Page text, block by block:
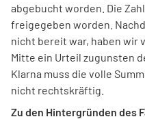
abgebucht worden. Die
freigegeben worden.
nicht bereit war, haben wir
Mitte ein Urteil zugunsten
Klarna muss die volle
nicht rechtskräftig.
Zu den Hintergründen des